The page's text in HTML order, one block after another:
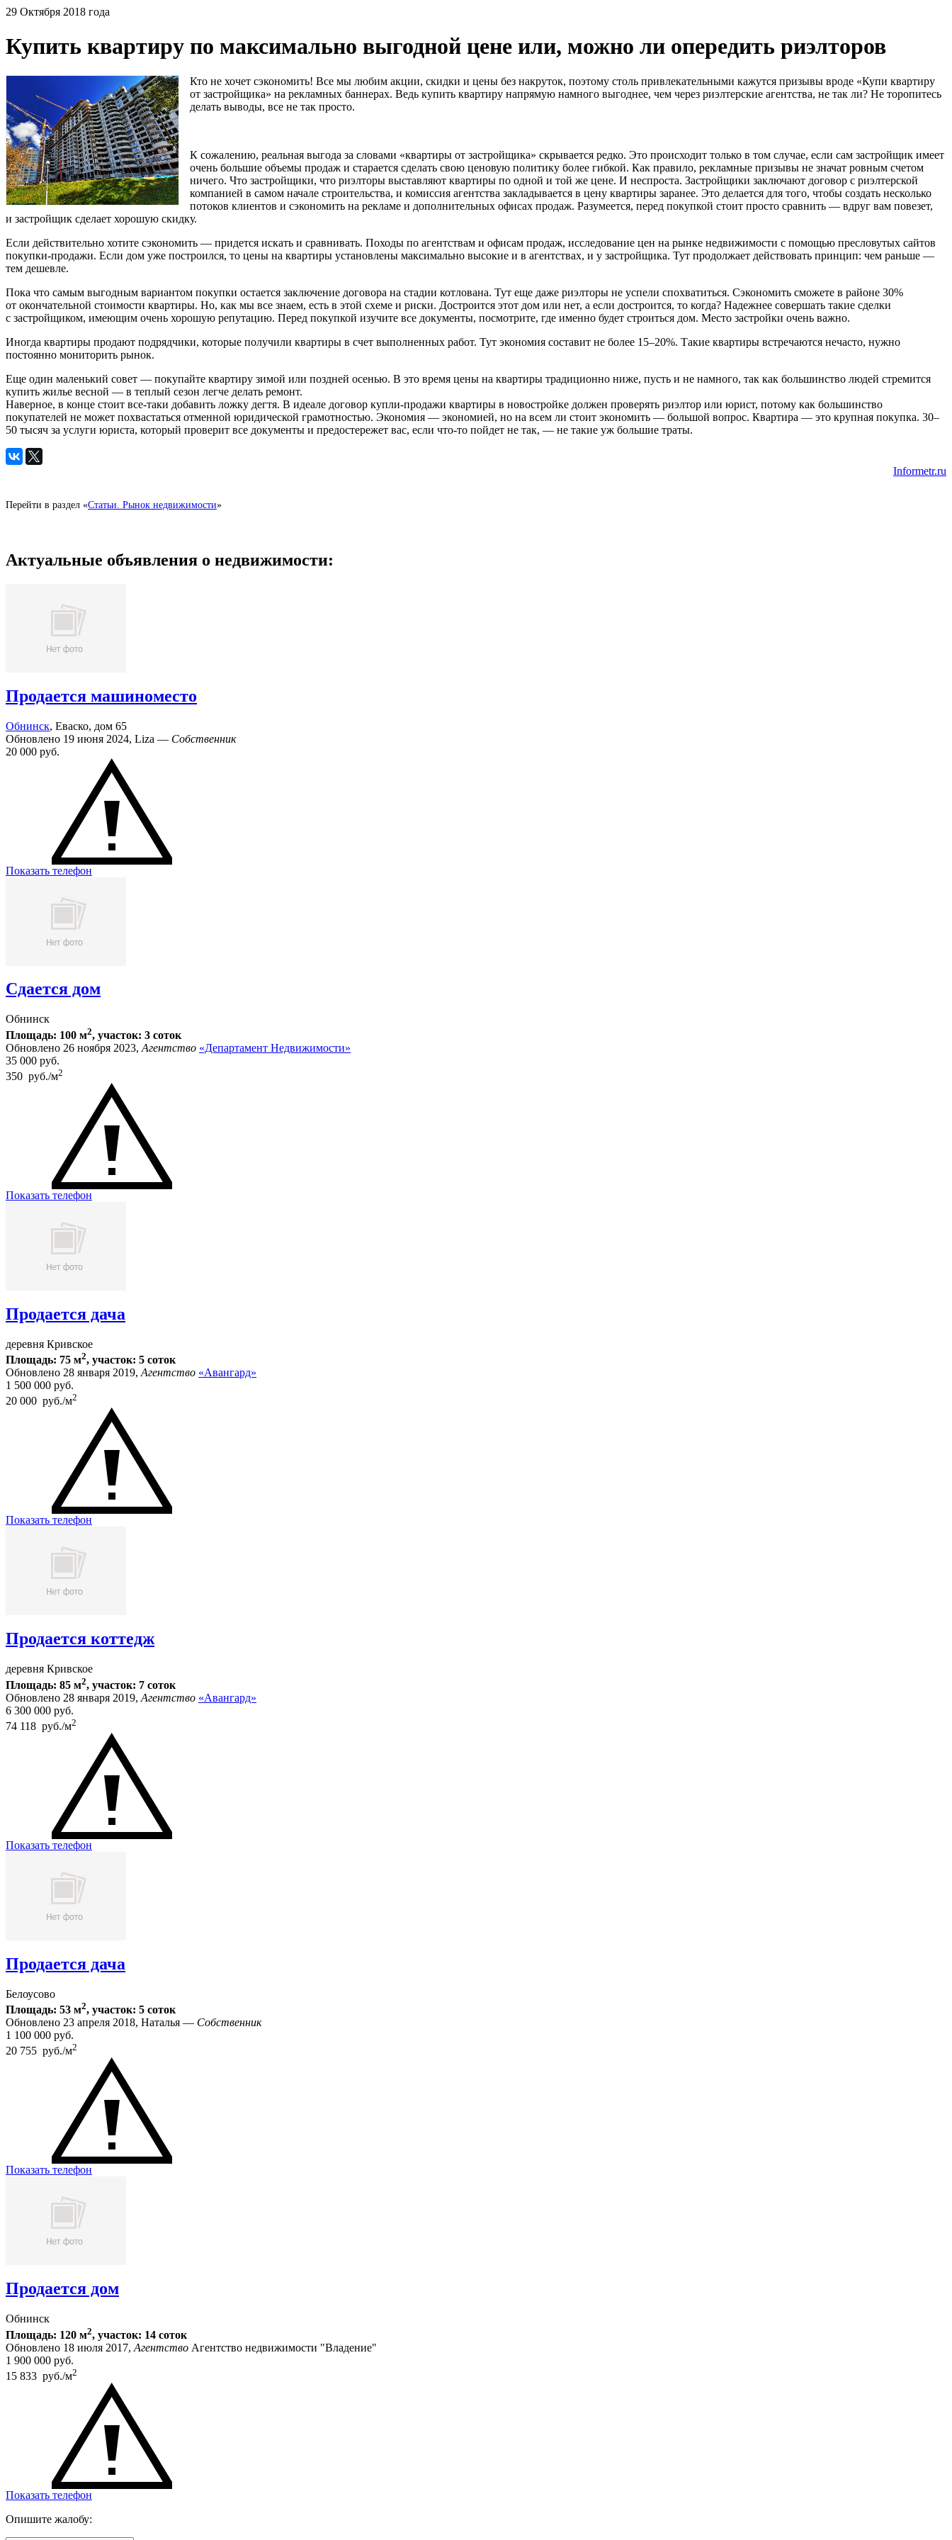
29 Октября 2018 года
Купить квартиру по максимально выгодной цене или, можно ли опередить риэлторов
Кто не хочет сэкономить! Все мы любим акции, скидки и цены без накруток, поэтому столь привлекательными кажутся призывы вроде «Купи квартиру
от застройщика» на рекламных баннерах. Ведь купить квартиру напрямую намного выгоднее, чем через риэлтерские агентства, не так ли? Не торопитесь
делать выводы, все не так просто.
К сожалению, реальная выгода за словами «квартиры от застройщика» скрывается редко. Это происходит только в том случае, если сам застройщик имеет
очень большие объемы продаж и старается сделать свою ценовую политику более гибкой. Как правило, рекламные призывы не значат ровным счетом
ничего. Что застройщики, что риэлторы выставляют квартиры по одной и той же цене. И неспроста. Застройщики заключают договор с риэлтерской
компанией в самом начале строительства, и комиссия агентства закладывается в цену квартиры заранее. Это делается для того, чтобы создать несколько
потоков клиентов и сэкономить на рекламе и дополнительных офисах продаж. Разумеется, перед покупкой стоит просто сравнить — вдруг вам повезет,
и застройщик сделает хорошую скидку.
Если действительно хотите сэкономить — придется искать и сравнивать. Походы по агентствам и офисам продаж, исследование цен на рынке недвижимости с помощью пресловутых сайтов
покупки-продажи. Если дом уже построился, то цены на квартиры установлены максимально высокие и в агентствах, и у застройщика. Тут продолжает действовать принцип: чем раньше —
тем дешевле.
Пока что самым выгодным вариантом покупки остается заключение договора на стадии котлована. Тут еще даже риэлторы не успели спохватиться. Сэкономить сможете в районе 30%
от окончательной стоимости квартиры. Но, как мы все знаем, есть в этой схеме и риски. Достроится этот дом или нет, а если достроится, то когда? Надежнее совершать такие сделки
с застройщиком, имеющим очень хорошую репутацию. Перед покупкой изучите все документы, посмотрите, где именно будет строиться дом. Место застройки очень важно.
Иногда квартиры продают подрядчики, которые получили квартиры в счет выполненных работ. Тут экономия составит не более 15–20%. Такие квартиры встречаются нечасто, нужно
постоянно мониторить рынок.
Еще один маленький совет — покупайте квартиру зимой или поздней осенью. В это время цены на квартиры традиционно ниже, пусть и не намного, так как большинство людей стремится
купить жилье весной — в теплый сезон легче делать ремонт.
Наверное, в конце стоит все-таки добавить ложку дегтя. В идеале договор купли-продажи квартиры в новостройке должен проверять риэлтор или юрист, потому как большинство
покупателей не может похвастаться отменной юридической грамотностью. Экономия — экономией, но на всем ли стоит экономить — большой вопрос. Квартира — это крупная покупка. 30–
50 тысяч за услуги юриста, который проверит все документы и предостережет вас, если что-то пойдет не так, — не такие уж большие траты.
Informetr.ru
Перейти в раздел «Статьи. Рынок недвижимости»
Актуальные объявления о недвижимости:
Продается машиноместо
Обнинск, Еваско, дом 65
Обновлено 19 июня 2024, Liza — Собственник
20 000 руб.
Показать телефон
Сдается дом
Обнинск
Площадь: 100 м2, участок: 3 соток
Обновлено 26 ноября 2023, Агентство «Департамент Недвижимости»
35 000 руб.
350 руб./м2
Показать телефон
Продается дача
деревня Кривское
Площадь: 75 м2, участок: 5 соток
Обновлено 28 января 2019, Агентство «Авангард»
1 500 000 руб.
20 000 руб./м2
Показать телефон
Продается коттедж
деревня Кривское
Площадь: 85 м2, участок: 7 соток
Обновлено 28 января 2019, Агентство «Авангард»
6 300 000 руб.
74 118 руб./м2
Показать телефон
Продается дача
Белоусово
Площадь: 53 м2, участок: 5 соток
Обновлено 23 апреля 2018, Наталья — Собственник
1 100 000 руб.
20 755 руб./м2
Показать телефон
Продается дом
Обнинск
Площадь: 120 м2, участок: 14 соток
Обновлено 18 июля 2017, Агентство Агентство недвижимости "Владение"
1 900 000 руб.
15 833 руб./м2
Показать телефон
Опишите жалобу: